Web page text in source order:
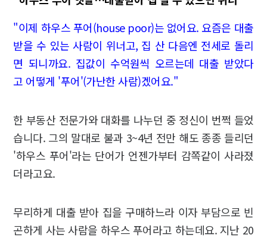
"이제 하우스 푸어(house poor)는 없어요. 요즘은 대출
받을 수 있는 사람이 위너고, 집 산 다음엔 전세로 돌리
면 되니까요. 집값이 수억원씩 오르는데 대출 받았다
고 어떻게 '푸어'(가난한 사람)겠어요."
한 부동산 전문가와 대화를 나누던 중 정신이 번쩍 들었
습니다. 그의 말대로 불과 3~4년 전만 해도 종종 들리던
'하우스 푸어'라는 단어가 언젠가부터 감쪽같이 사라졌
더라고요.
무리하게 대출 받아 집을 구매하느라 이자 부담으로 빈
곤하게 사는 사람을 하우스 푸어라고 하는데요. 지난 20